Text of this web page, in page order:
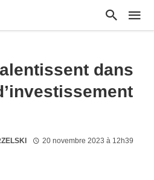
dans
20 novembre 2023 à 12h39